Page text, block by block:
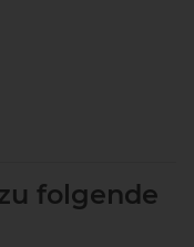
folgende